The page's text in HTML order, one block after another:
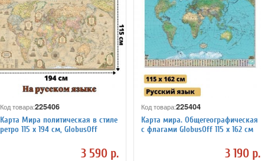
Код товара:225406
Карта Мира политическая в стиле
ретро 115 х 194 см, GlobusOff
3 590 р.
Код товара:225404
Карта мира. Общегеографическая
с флагами GlobusOff 115 х 162 см
3 190 р.